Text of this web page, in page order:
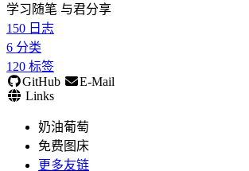
学习随笔 与君分享
150 日志
6 分类
120 标签
GitHub
E-Mail
Links
奶油葡萄
免费图床
更多友链